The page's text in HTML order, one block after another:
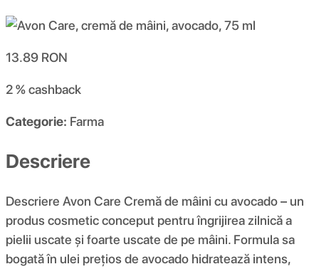
13.89 RON
2 %cashback
Categorie: Farma
Descriere
Descriere Avon Care Cremă de mâini cu avocado – un
produs cosmetic conceput pentru îngrijirea zilnică a
pielii uscate și foarte uscate de pe mâini. Formula sa
bogată în ulei prețios de avocado hidratează intens,